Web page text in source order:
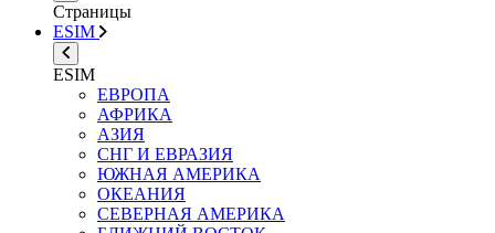
Страницы
ESIM
ESIM
ЕВРОПА
АФРИКА
АЗИЯ
СНГ И ЕВРАЗИЯ
ЮЖНАЯ АМЕРИКА
ОКЕАНИЯ
СЕВЕРНАЯ АМЕРИКА